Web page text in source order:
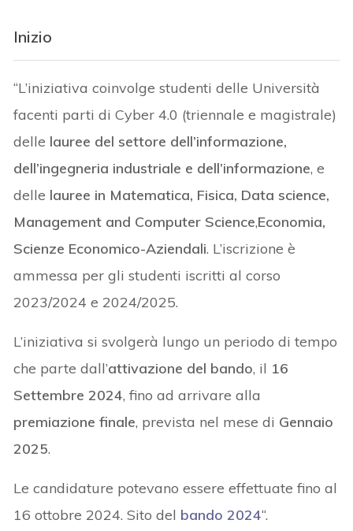
Inizio
“L’iniziativa coinvolge studenti delle Università
facenti parti di Cyber 4.0 (triennale e magistrale)
delle lauree del settore dell’informazione,
dell’ingegneria industriale e dell’informazione, e
delle lauree in Matematica, Fisica, Data science,
Management and Computer Science,Economia,
Scienze Economico-Aziendali. L’iscrizione è
ammessa per gli studenti iscritti al corso
2023/2024 e 2024/2025.
L’iniziativa si svolgerà lungo un periodo di tempo
che parte dall’attivazione del bando, il 16
Settembre 2024, fino ad arrivare alla
premiazione finale, prevista nel mese di Gennaio
2025.
Le candidature potevano essere effettuate fino al
16 ottobre 2024. Sito del bando 2024“.